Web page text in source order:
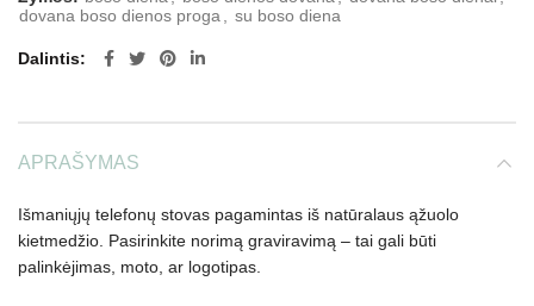
dovana boso dienos proga
su boso diena
Dalintis
APRAŠYMAS
Išmaniųjų telefonų stovas pagamintas iš natūralaus ąžuolo
kietmedžio. Pasirinkite norimą graviravimą – tai gali būti
palinkėjimas, moto, ar logotipas.